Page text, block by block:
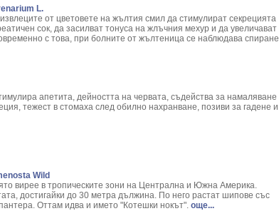
Millefolium L.
Marianum L.
pendula
Campestre
L.
- Stellaria media L.
Vulgare
Officinalis L.
L.
от цветовете на жълтия смил да сти­мулират секрецията
сок, да засилват тонуса на жлъчния мехур и да увеличават
с това, при болните от жълтеница се наблюдава спиране
апетита, дейността на червата, съдейства за намаляване
тежест в стомаха след обилно нахранване, позиви за гадене и
Wild
вирее в тропическите зони на Централна и Южна Америка.
достигайки до 30 метра дължина. По него растат шипове със
Оттам идва и името "Котешки нокът". още...